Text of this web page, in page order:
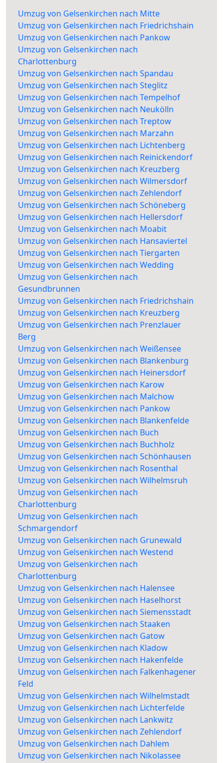
Umzug von Gelsenkirchen nach Mitte
Umzug von Gelsenkirchen nach Friedrichshain
Umzug von Gelsenkirchen nach Pankow
Umzug von Gelsenkirchen nach
Charlottenburg
Umzug von Gelsenkirchen nach Spandau
Umzug von Gelsenkirchen nach Steglitz
Umzug von Gelsenkirchen nach Tempelhof
Umzug von Gelsenkirchen nach Neukölln
Umzug von Gelsenkirchen nach Treptow
Umzug von Gelsenkirchen nach Marzahn
Umzug von Gelsenkirchen nach Lichtenberg
Umzug von Gelsenkirchen nach Reinickendorf
Umzug von Gelsenkirchen nach Kreuzberg
Umzug von Gelsenkirchen nach Wilmersdorf
Umzug von Gelsenkirchen nach Zehlendorf
Umzug von Gelsenkirchen nach Schöneberg
Umzug von Gelsenkirchen nach Hellersdorf
Umzug von Gelsenkirchen nach Moabit
Umzug von Gelsenkirchen nach Hansaviertel
Umzug von Gelsenkirchen nach Tiergarten
Umzug von Gelsenkirchen nach Wedding
Umzug von Gelsenkirchen nach
Gesundbrunnen
Umzug von Gelsenkirchen nach Friedrichshain
Umzug von Gelsenkirchen nach Kreuzberg
Umzug von Gelsenkirchen nach Prenzlauer
Berg
Umzug von Gelsenkirchen nach Weißensee
Umzug von Gelsenkirchen nach Blankenburg
Umzug von Gelsenkirchen nach Heinersdorf
Umzug von Gelsenkirchen nach Karow
Umzug von Gelsenkirchen nach Malchow
Umzug von Gelsenkirchen nach Pankow
Umzug von Gelsenkirchen nach Blankenfelde
Umzug von Gelsenkirchen nach Buch
Umzug von Gelsenkirchen nach Buchholz
Umzug von Gelsenkirchen nach Schönhausen
Umzug von Gelsenkirchen nach Rosenthal
Umzug von Gelsenkirchen nach Wilhelmsruh
Umzug von Gelsenkirchen nach
Charlottenburg
Umzug von Gelsenkirchen nach
Schmargendorf
Umzug von Gelsenkirchen nach Grunewald
Umzug von Gelsenkirchen nach Westend
Umzug von Gelsenkirchen nach
Charlottenburg
Umzug von Gelsenkirchen nach Halensee
Umzug von Gelsenkirchen nach Haselhorst
Umzug von Gelsenkirchen nach Siemensstadt
Umzug von Gelsenkirchen nach Staaken
Umzug von Gelsenkirchen nach Gatow
Umzug von Gelsenkirchen nach Kladow
Umzug von Gelsenkirchen nach Hakenfelde
Umzug von Gelsenkirchen nach Falkenhagener
Feld
Umzug von Gelsenkirchen nach Wilhelmstadt
Umzug von Gelsenkirchen nach Lichterfelde
Umzug von Gelsenkirchen nach Lankwitz
Umzug von Gelsenkirchen nach Zehlendorf
Umzug von Gelsenkirchen nach Dahlem
Umzug von Gelsenkirchen nach Nikolassee